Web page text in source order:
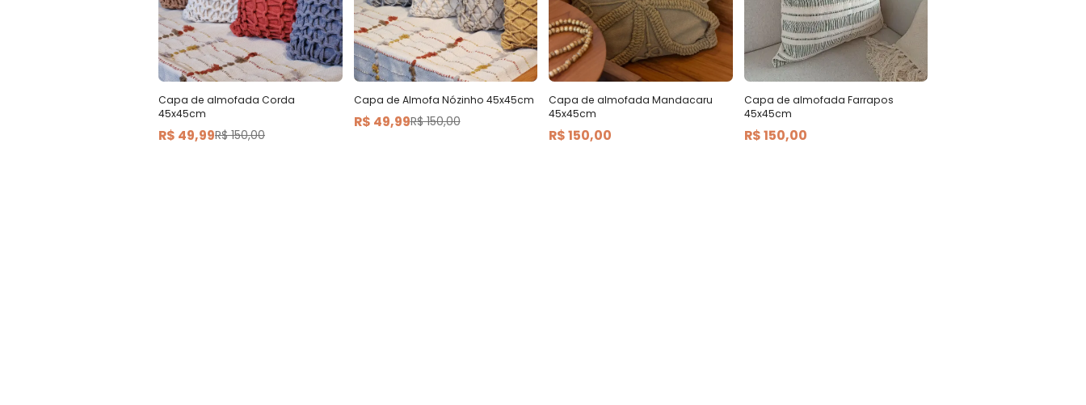
Capa de almofada Corda
45x45cm
R$ 49,99R$ 150,00
Capa de Almofa Nózinho 45x45cm
R$ 49,99R$ 150,00
Capa de almofada Mandacaru
45x45cm
R$ 150,00
Capa de almofada Farrapos
45x45cm
R$ 150,00